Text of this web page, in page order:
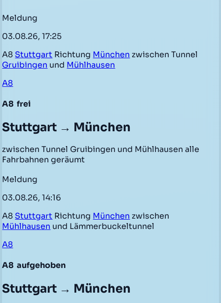
Meldung
03.08.26, 17:25
A8 Stuttgart Richtung München zwischen Tunnel
Gruibingen und Mühlhausen
A8
A8 frei
Stuttgart → München
zwischen Tunnel Gruibingen und Mühlhausen alle
Fahrbahnen geräumt
Meldung
03.08.26, 14:16
A8 Stuttgart Richtung München zwischen
Mühlhausen und Lämmerbuckeltunnel
A8
A8 aufgehoben
Stuttgart → München